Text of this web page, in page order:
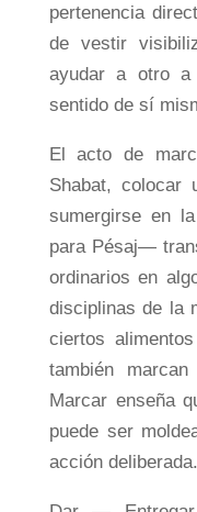
pertenencia
de vestir
ayudar a otro
sentido de sí
El acto de
Shabat, colocar
sumergirse en
para Pésaj—
ordinarios en
disciplinas de la
ciertos
también
Marcar enseña
puede ser
acción deliberada.